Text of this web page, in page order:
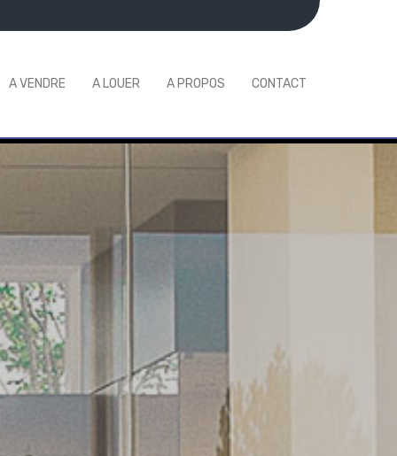
A VENDRE A LOUER A PROPOS CONTACT